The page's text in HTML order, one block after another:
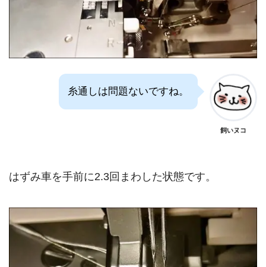
糸通しは問題ないですね。
飼いヌコ
はずみ車を手前に2.3回まわした状態です。